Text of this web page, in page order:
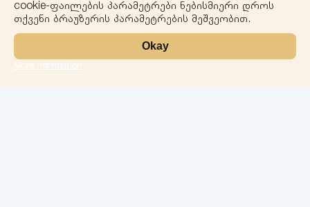
−
cookie-ფაილების პარამეტრები ნებისმიერი დროს
თქვენი ბრაუზერის პარამეტრების მეშვეობით.
Okay
More information